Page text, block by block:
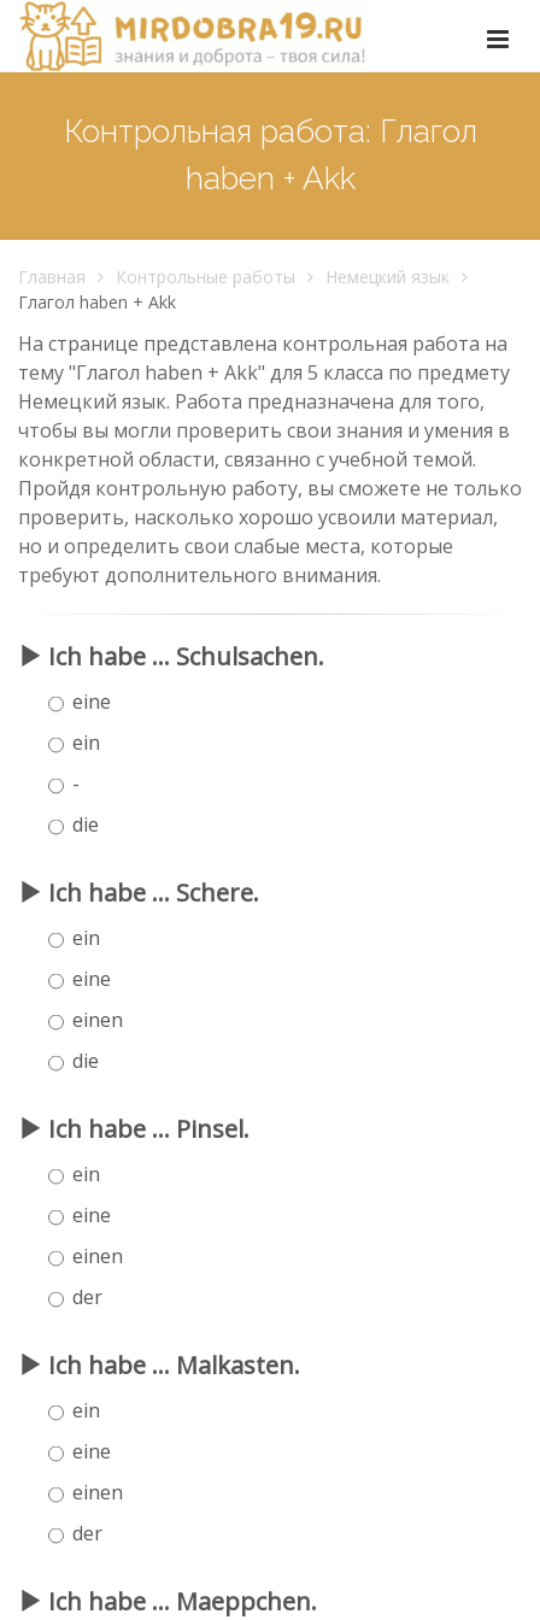
Контрольная работа: Глагол
haben + Akk
Главная Контрольные работы
Немецкий язык
Глагол haben + Akk
На странице представлена контрольная работа на
тему "Глагол haben + Akk" для 5 класса по предмету
Немецкий язык. Работа предназначена для того,
чтобы вы могли проверить свои знания и умения в
конкретной области, связанно с учебной темой.
Пройдя контрольную работу, вы сможете не только
проверить, насколько хорошо усвоили материал,
но и определить свои слабые места, которые
требуют дополнительного внимания.
Ich habe ... Schulsachen.
eine
ein
-
die
Ich habe ... Schere.
ein
eine
einen
die
Ich habe ... Pinsel.
ein
eine
einen
der
Ich habe ... Malkasten.
ein
eine
einen
der
Ich habe ... Maeppchen.